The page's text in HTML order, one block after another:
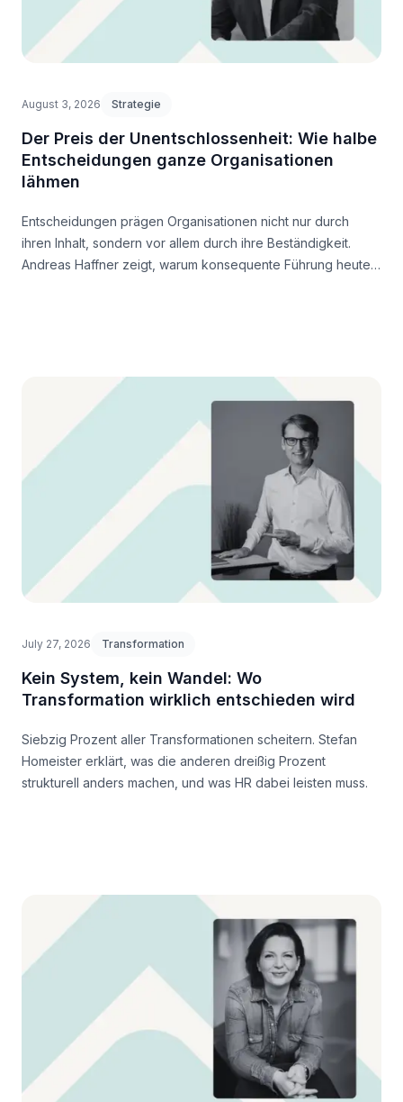
August 3, 2026 Strategie
Der Preis der Unentschlossenheit: Wie halbe
Entscheidungen ganze Organisationen
lähmen
Entscheidungen prägen Organisationen nicht nur durch
ihren Inhalt, sondern vor allem durch ihre Beständigkeit.
Andreas Haffner zeigt, warum konsequente Führung heute
July 27, 2026 Transformation
Kein System, kein Wandel: Wo
Transformation wirklich entschieden wird
Siebzig Prozent aller Transformationen scheitern. Stefan
Homeister erklärt, was die anderen dreißig Prozent
strukturell anders machen, und was HR dabei leisten muss.